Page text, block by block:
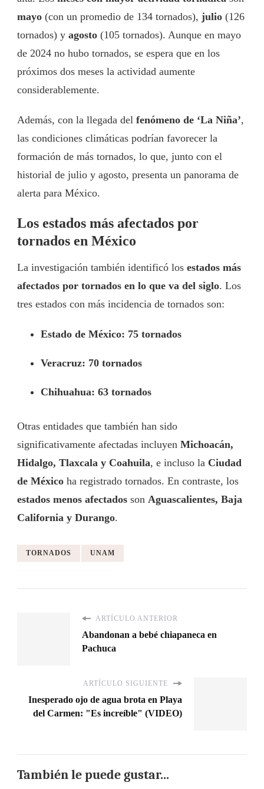
mayo (con un promedio de 134 tornados), julio (126
tornados) y agosto (105 tornados). Aunque en mayo
de 2024 no hubo tornados, se espera que en los
próximos dos meses la actividad aumente
considerablemente.
Además, con la llegada del fenómeno de ‘La Niña’,
las condiciones climáticas podrían favorecer la
formación de más tornados, lo que, junto con el
historial de julio y agosto, presenta un panorama de
alerta para México.
Los estados más afectados por
tornados en México
La investigación también identificó los estados más
afectados por tornados en lo que va del siglo. Los
tres estados con más incidencia de tornados son:
Estado de México: 75 tornados
Veracruz: 70 tornados
Chihuahua: 63 tornados
Otras entidades que también han sido
significativamente afectadas incluyen Michoacán,
Hidalgo, Tlaxcala y Coahuila, e incluso la Ciudad
de México ha registrado tornados. En contraste, los
estados menos afectados son Aguascalientes, Baja
California y Durango.
TORNADOS UNAM
ARTÍCULO ANTERIOR
Abandonan a bebé chiapaneca en
Pachuca
ARTÍCULO SIGUIENTE
Inesperado ojo de agua brota en Playa
del Carmen: "Es increíble" (VIDEO)
También le puede gustar...